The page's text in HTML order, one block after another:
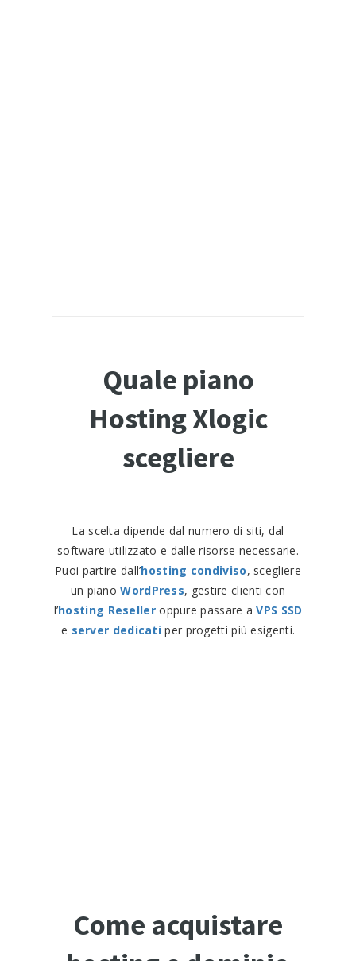
Quale piano
Hosting Xlogic
scegliere
La scelta dipende dal numero di siti, dal
software utilizzato e dalle risorse necessarie.
Puoi partire dall’hosting condiviso, scegliere
un pianoWordPress, gestire clienti con
l’hosting Reselleroppure passare aVPS SSD
e server dedicati per progetti più esigenti.
Come acquistare